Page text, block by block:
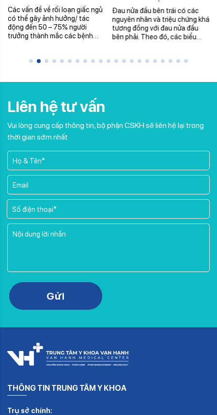
Các vấn đề về rối loạn giấc ngủ
có thể gây ảnh hưởng/ tác
động đến 50 – 75% người
trưởng thành mắc các bệnh…
chứng & Điều trị
Đau nửa đầu bên trái có các
nguyên nhân và triệu chứng khá
tương đồng với đau nửa đầu
bên phải. Theo đó, các biểu…
THÔNG TIN TRUNG TÂM Y KHOA
Trụ sở chính:
Liên hệ tư vấn
Vui lòng cung cấp thông tin, bộ phận CSKH sẽ liên hệ lại trong
thời gian sớm nhất
Please leave this field empty.
Gửi